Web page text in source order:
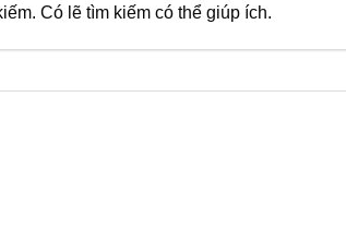
Có lẽ tìm kiếm có thể giúp ích.